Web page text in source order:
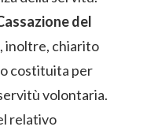
del
inoltre, chiarito
costituita per
volontaria.
relativo